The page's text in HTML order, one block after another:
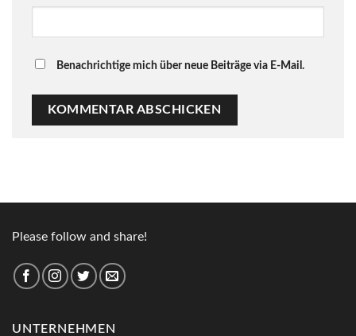
Benachrichtige mich über neue Beiträge via E-Mail.
Please follow and share!
UNTERNEHMEN